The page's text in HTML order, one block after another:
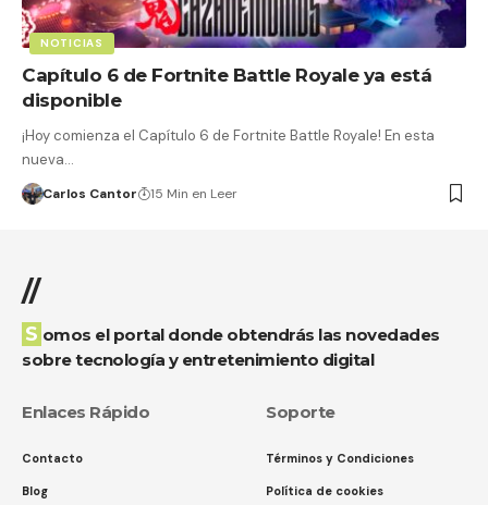
NOTICIAS
Capítulo 6 de Fortnite Battle Royale ya está
disponible
¡Hoy comienza el Capítulo 6 de Fortnite Battle Royale! En esta
nueva…
Carlos Cantor 15 Min en Leer
//
Somos el portal donde obtendrás las novedades
sobre tecnología y entretenimiento digital
Enlaces Rápido
Contacto
Blog
Soporte
Términos y Condiciones
Política de cookies